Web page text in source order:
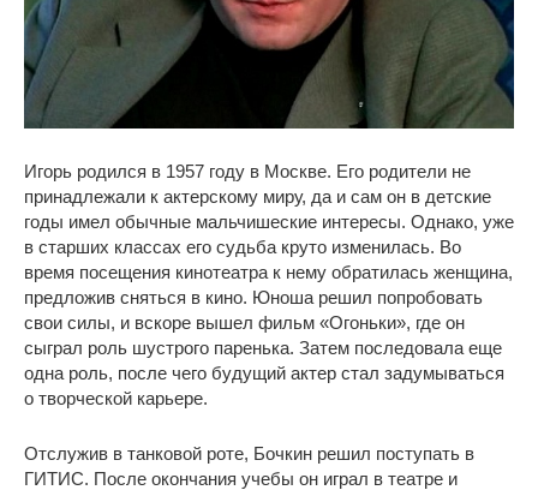
Игорь родился в 1957 году в Москве. Его родители не
принадлежали к актерскому миру, да и сам он в детские
годы имел обычные мальчишеские интересы. Однако, уже
в старших классах его судьба круто изменилась. Во
время посещения кинотеатра к нему обратилась женщина,
предложив сняться в кино. Юноша решил попробовать
свои силы, и вскоре вышел фильм «Огоньки», где он
сыграл роль шустрого паренька. Затем последовала еще
одна роль, после чего будущий актер стал задумываться
о творческой карьере.
Отслужив в танковой роте, Бочкин решил поступать в
ГИТИС. После окончания учебы он играл в театре и